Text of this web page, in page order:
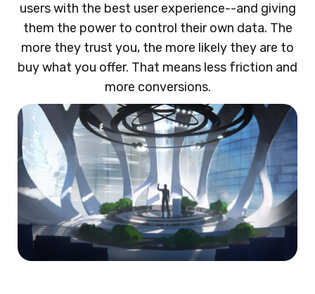
users with the best user experience--and giving
them the power to control their own data. The
more they trust you, the more likely they are to
buy what you offer. That means less friction and
more conversions.